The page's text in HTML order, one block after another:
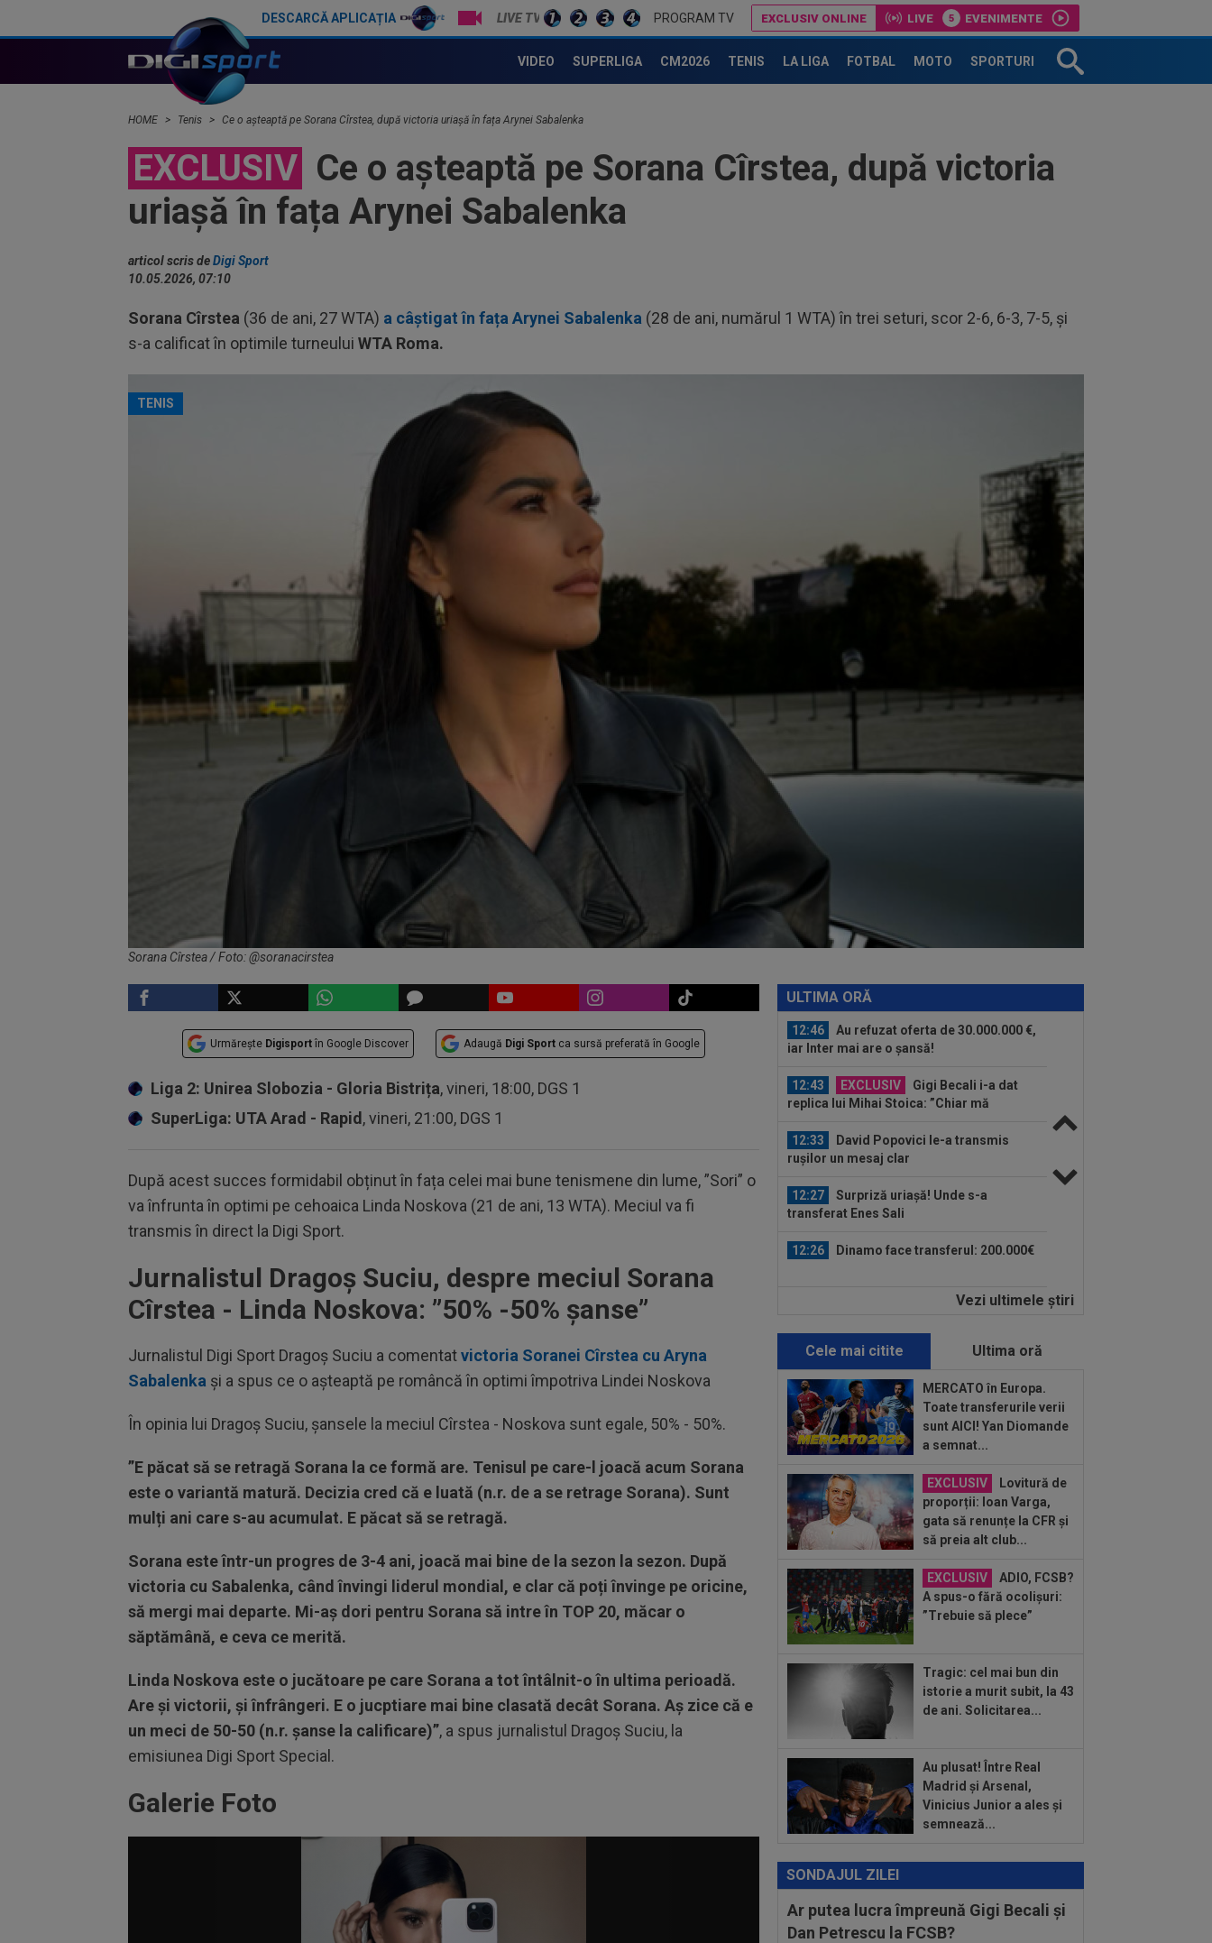
DESCARCĂ APLICAȚIA LIVE TV PROGRAM TV EXCLUSIV ONLINE LIVE EVENIMENTE
VIDEO SUPERLIGA CM2026 TENIS LA LIGA FOTBAL MOTO SPORTURI
HOME Tenis Ce o așteaptă pe Sorana Cîrstea, după victoria uriașă în fața Arynei Sabalenka
EXCLUSIV Ce o așteaptă pe Sorana Cîrstea, după victoria
uriașă în fața Arynei Sabalenka
articol scris deDigi Sport
10.05.2026, 07:10
Sorana Cîrstea (36 de ani, 27 WTA) a câștigat în fața Arynei Sabalenka (28 de ani, numărul 1 WTA) în trei seturi, scor 2-6, 6-3, 7-5, și
s-a calificat în optimile turneului WTA Roma.
TENIS
Sorana Cîrstea / Foto: @soranacirstea
Urmărește Digisport în Google Discover Adaugă Digi Sport ca sursă preferată în Google
Liga 2: Unirea Slobozia - Gloria Bistrița, vineri, 18:00, DGS 1
SuperLiga: UTA Arad - Rapid , vineri, 21:00, DGS 1
După acest succes formidabil obținut în fața celei mai bune tenismene din lume, ”Sori” o
va înfrunta în optimi pe cehoaica Linda Noskova (21 de ani, 13 WTA). Meciul va fi
transmis în direct la Digi Sport.
Jurnalistul Dragoș Suciu, despre meciul Sorana
Cîrstea - Linda Noskova: ”50% -50% șanse”
Jurnalistul Digi Sport Dragoș Suciu a comentatvictoria Soranei Cîrstea cu Aryna
Sabalenka și a spus ce o așteaptă pe româncă în optimi împotriva Lindei Noskova
În opinia lui Dragoș Suciu, șansele la meciul Cîrstea - Noskova sunt egale, 50% - 50%.
”E păcat să se retragă Sorana la ce formă are. Tenisul pe care-l joacă acum Sorana
este o variantă matură. Decizia cred că e luată (n.r. de a se retrage Sorana). Sunt
mulți ani care s-au acumulat. E păcat să se retragă.
Sorana este într-un progres de 3-4 ani, joacă mai bine de la sezon la sezon. După
victoria cu Sabalenka, când învingi liderul mondial, e clar că poți învinge pe oricine,
să mergi mai departe. Mi-aș dori pentru Sorana să intre în TOP 20, măcar o
săptămână, e ceva ce merită.
Linda Noskova este o jucătoare pe care Sorana a tot întâlnit-o în ultima perioadă.
Are și victorii, și înfrângeri. E o jucptiare mai bine clasată decât Sorana. Aș zice că e
un meci de 50-50 (n.r. șanse la calificare)”, a spus jurnalistul Dragoș Suciu, la
emisiunea Digi Sport Special.
Galerie Foto
ULTIMA ORĂ
transferat Enes Sali
Dinamo face transferul: 200.000€
anunțul despre Ioan Varga!
Fiorentina! Românul, descris în DOUĂ
cuvinte de...
refuzat-o pe Real Madrid și a ales să
semneze cu...
Surpriză! Decizia luată de Real
Madrid, după ce Barcelona ”l-a furat” pe
al CFR-ului: 7.000.000€!
12:46
Au refuzat oferta de 30.000.000 €,
iar Inter mai are o șansă!
12:43 EXCLUSIV
Gigi Becali i-a dat
replica lui Mihai Stoica: ”Chiar mă
12:33
David Popovici le-a transmis
rușilor un mesaj clar
12:27
Surpriză uriașă! Unde s-a
transferat Enes Sali
12:26 Dinamo face transferul: 200.000€
UTA Arad a făcut
12:15
Radu Drăgușin, assist pentru
Fiorentina! Românul, descris în DOUĂ
cuvinte de...
11:59
Găsit vinovat, după ce Rodri a
refuzat-o pe Real Madrid și a ales să
semneze cu...
Madrid, după ce Barcelona ”l-a furat” pe
Rodri
12:59
Transfer pentru fostul golgheter
al CFR-ului: 7.000.000€!
12:46
Au refuzat oferta de 30.000.000 €,
iar Inter mai are o șansă!
12:43 EXCLUSIV
Gigi Becali i-a dat
gândesc”
David Popovici le-a transmis
rușilor un mesaj clar
Vezi ultimele ştiri
Cele mai citite Ultima oră
MERCATO în Europa.
Toate transferurile verii
sunt AICI! Yan Diomande
a semnat...
EXCLUSIV
Lovitură de
proporții: Ioan Varga,
gata să renunțe la CFR și
să preia alt club...
EXCLUSIV
ADIO, FCSB?
A spus-o fără ocolișuri:
”Trebuie să plece”
Tragic: cel mai bun din
istorie a murit subit, la 43
de ani. Solicitarea...
Au plusat! Între Real
Madrid și Arsenal,
Vinicius Junior a ales și
semnează...
SONDAJUL ZILEI
Ar putea lucra împreună Gigi Becali și
Dan Petrescu la FCSB?